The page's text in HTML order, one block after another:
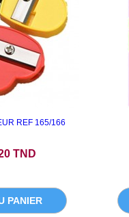
REF 165/166
TND
PANIER